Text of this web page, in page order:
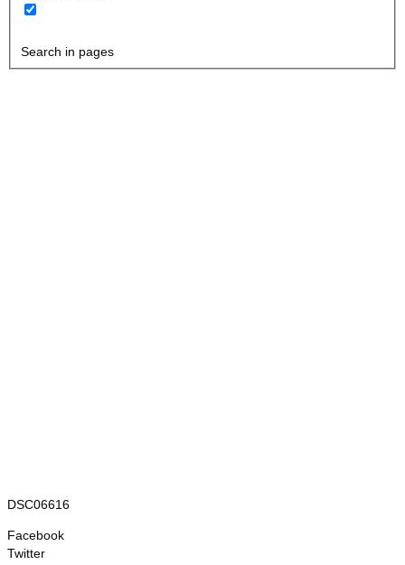
Search in pages
DSC06616
Facebook
Twitter